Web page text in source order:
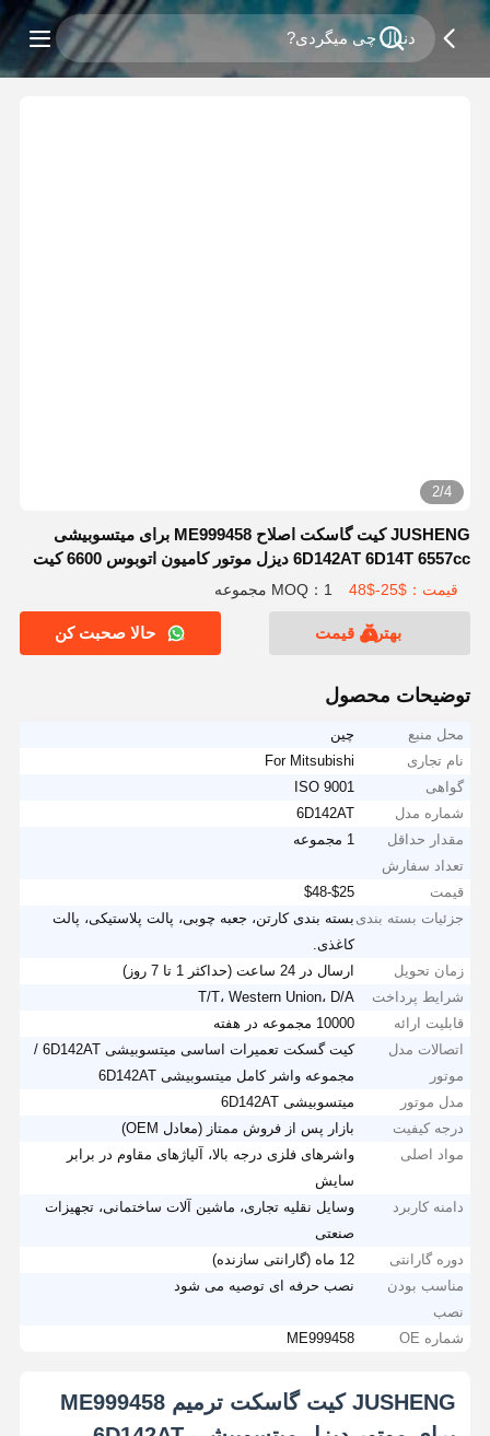
2/4
JUSHENG کیت گاسکت اصلاح ME999458 برای میتسوبیشی
6D142AT 6D14T 6557cc دیزل موتور کامیون اتوبوس 6600 کیت
بازسازی
قیمت：$25-$48 MOQ：1 مجموعه
بهترین قیمت حالا صحبت کن
توضیحات محصول
محل منبع
چین
نام تجاری
For Mitsubishi
گواهی
ISO 9001
شماره مدل
6D142AT
مقدار حداقل
تعداد سفارش
1 مجموعه
قیمت
$25-$48
جزئیات بسته بندی بسته بندی کارتن، جعبه چوبی، پالت پلاستیکی، پالت
کاغذی.
زمان تحویل
ارسال در 24 ساعت (حداکثر 1 تا 7 روز)
شرایط پرداخت
T/T، Western Union، D/A
قابلیت ارائه
10000 مجموعه در هفته
اتصالات مدل
موتور
کیت گسکت تعمیرات اساسی میتسوبیشی 6D142AT /
مجموعه واشر کامل میتسوبیشی 6D142AT
مدل موتور
میتسوبیشی 6D142AT
درجه کیفیت
بازار پس از فروش ممتاز (معادل OEM)
مواد اصلی
واشرهای فلزی درجه بالا، آلیاژهای مقاوم در برابر
سایش
دامنه کاربرد
وسایل نقلیه تجاری، ماشین آلات ساختمانی، تجهیزات
صنعتی
دوره گارانتی
12 ماه (گارانتی سازنده)
مناسب بودن
نصب
نصب حرفه ای توصیه می شود
شماره OE ME999458
JUSHENG کیت گاسکت ترمیم ME999458